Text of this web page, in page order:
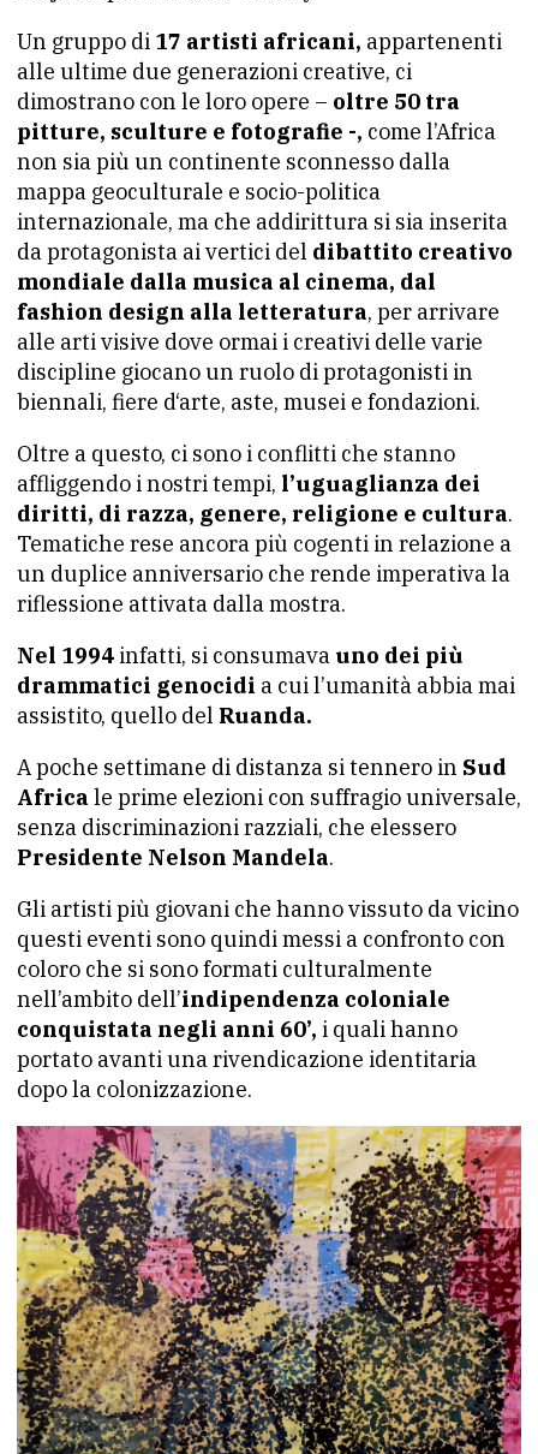
Un gruppo di 17 artisti africani, appartenenti
alle ultime due generazioni creative, ci
dimostrano con le loro opere – oltre 50 tra
pitture, sculture e fotografie -, come l’Africa
non sia più un continente sconnesso dalla
mappa geoculturale e socio-politica
internazionale, ma che addirittura si sia inserita
da protagonista ai vertici del dibattito creativo
mondiale dalla musica al cinema, dal
fashion design alla letteratura, per arrivare
alle arti visive dove ormai i creativi delle varie
discipline giocano un ruolo di protagonisti in
biennali, fiere d‘arte, aste, musei e fondazioni.
Oltre a questo, ci sono i conflitti che stanno
affliggendo i nostri tempi, l’uguaglianza dei
diritti, di razza, genere, religione e cultura.
Tematiche rese ancora più cogenti in relazione a
un duplice anniversario che rende imperativa la
riflessione attivata dalla mostra.
Nel 1994infatti, si consumava uno dei più
drammatici genocidi a cui l’umanità abbia mai
assistito, quello del Ruanda.
A poche settimane di distanza si tennero in Sud
Africa le prime elezioni con suffragio universale,
senza discriminazioni razziali, che elessero
Presidente Nelson Mandela.
Gli artisti più giovani che hanno vissuto da vicino
questi eventi sono quindi messi a confronto con
coloro che si sono formati culturalmente
nell’ambito dell’indipendenza coloniale
conquistata negli anni 60’, i quali hanno
portato avanti una rivendicazione identitaria
dopo la colonizzazione.